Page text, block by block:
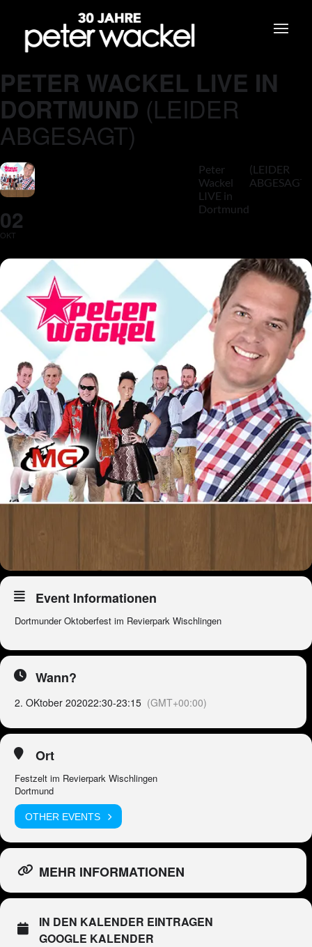
PETER WACKEL LIVE IN
DORTMUND (LEIDER
ABGESAGT)
02
OKT
Peter
Wackel
LIVE in
Dortmund
(LEIDER
ABGESAGT)
Event Informationen
Dortmunder Oktoberfest im Revierpark Wischlingen
Wann?
2. OKtober 202022:30-23:15 (GMT+00:00)
Ort
Festzelt im Revierpark Wischlingen
Dortmund
OTHER EVENTS
MEHR INFORMATIONEN
IN DEN KALENDER EINTRAGEN
GOOGLE KALENDER